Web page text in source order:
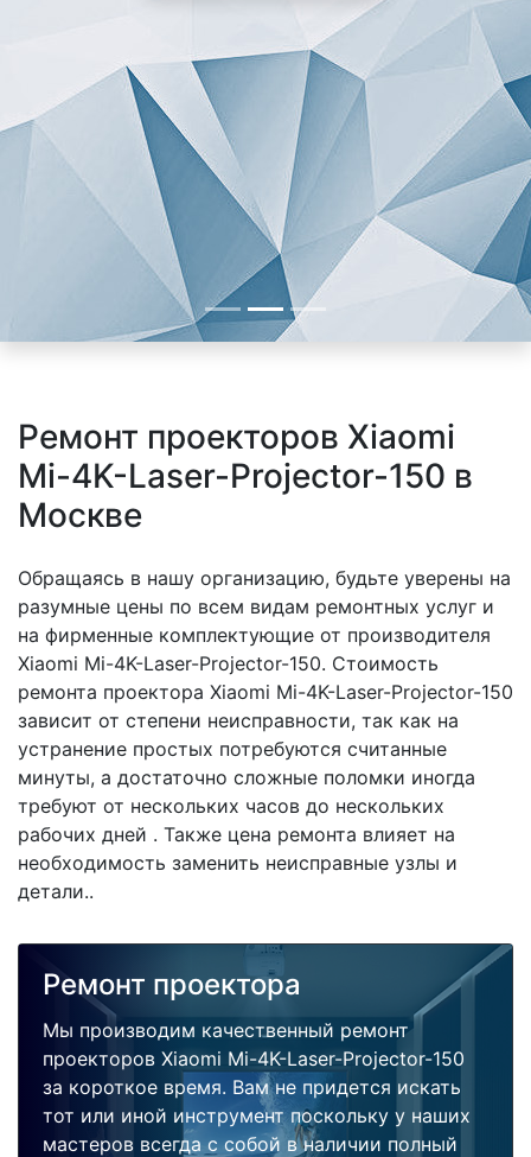
Ремонт проекторов Xiaomi
Mi-4K-Laser-Projector-150 в
Москве
Обращаясь в нашу организацию, будьте уверены на
разумные цены по всем видам ремонтных услуг и
на фирменные комплектующие от производителя
Xiaomi Mi-4K-Laser-Projector-150. Стоимость
ремонта проектора Xiaomi Mi-4K-Laser-Projector-150
зависит от степени неисправности, так как на
устранение простых потребуются считанные
минуты, а достаточно сложные поломки иногда
требуют от нескольких часов до нескольких
рабочих дней . Также цена ремонта влияет на
необходимость заменить неисправные узлы и
детали..
Ремонт проектора
Мы производим качественный ремонт
проекторов Xiaomi Mi-4K-Laser-Projector-150
за короткое время. Вам не придется искать
тот или иной инструмент поскольку у наших
мастеров всегда с собой в наличии полный